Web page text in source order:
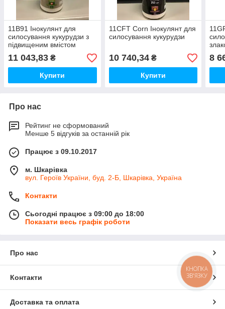
11B91 Інокулянт для
силосування кукурудзи з
підвищеним вмістом
вологи
11 043,83 ₴
Купити
11CFT Corn Інокулянт для
силосування кукурудзи
10 740,34₴
Купити
8
Про нас
Рейтинг не сформований
Менше 5 відгуків за останній рік
Працює з 09.10.2017
м. Шкарівка
вул. Героїв України, буд. 2-Б, Шкарівка, Україна
Контакти
Сьогодні працює з 09:00 до 18:00
Показати весь графік роботи
Про нас
Контакти
Доставка та оплата
КНОПКА
ЗВ'ЯЗКУ